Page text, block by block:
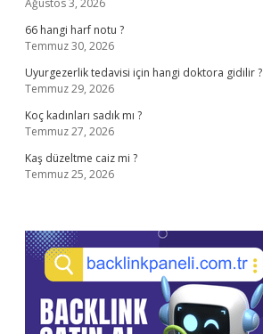
Ağustos 3, 2026
66 hangi harf notu ?
Temmuz 30, 2026
Uyurgezerlik tedavisi için hangi doktora gidilir ?
Temmuz 29, 2026
Koç kadınları sadık mı ?
Temmuz 27, 2026
Kaş düzeltme caiz mi ?
Temmuz 25, 2026